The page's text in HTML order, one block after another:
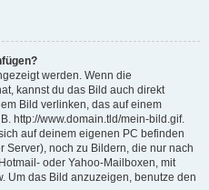
werden. Wenn die
kannst du das Bild auch direkt
Bild verlinken, das auf einem
http://www.domain.tld/mein-bild.gif.
auf deinem eigenen PC befinden
Server), noch zu Bildern, die nur nach
oder Yahoo-Mailboxen, mit
Um das Bild anzuzeigen, benutze den